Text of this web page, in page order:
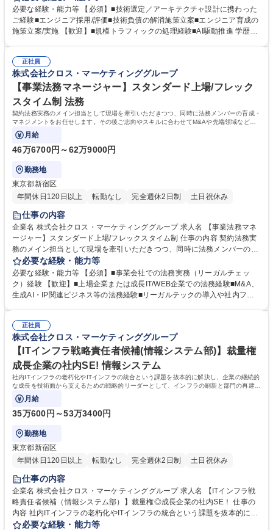
ロダクト全体の技術管理とプロダクト負債管理も担っていただきます。
【詳細】 ■グループ全体のデジタル変革（DX）推進 ■新規事業・新サービ
ス開発 ■既存システム・サービスの課題解決と刷新 ■技術組織の成長とメ
必要な経験・能力等 【必須】■技術選定／アーキテクチャ設計に携わった
ご経験■エンジニア採用/評価■技術負債の解消施策立案■エンジニア育成の
施策立案/実施 【歓迎】■規模トラフィックの処理経験■AI駆動推進 学歴・
正社員
株式会社クロス・マーケティンググループ
【事業法務マネージャー】スタンダード上場/フレック
スタイム制 法務
契約法務実務のメイン担当として現場を牽引いただきつつ、同時に法務メンバーの育成・
マネジメントをお任せします。その後ご志向やスキルに合わせてM&Aや先端領域など幅
広い領域へ業務範囲を広げられる環境です。
月給
46万6700円～62万9000円
勤務地
東京都新宿区
年間休日120日以上
転勤なし 完全週休2日制 土日祝休み
仕事の内容
企業名 株式会社クロス・マーケティンググループ 求人名 【事業法務マネ
ージャー】スタンダード上場/フレックスタイム制 仕事の内容 契約法務実
務のメイン担当として現場を牽引いただきつつ、同時に法務メンバーの育
成・マネジメントをお任せします。その後ご志向やスキルに合わせてM&A
や先端領域など幅広い領域へ業務範囲を広げられる環境です。 【業務詳
細】 ・日常的な審査対応から締結プロセス管理まで対応する契約審査実
務・フロー改善 ・関係部署、グループ会社からの法務相談対応、研修の企
職種 【事業法務マネージャー】スタンダード上場/フレックスタイム制
必要な経験・能力等
必要な経験・能力等 【必須】■事業会社での法務実務（リーガルチェッ
ク）経験 【歓迎】■上場企業または成長IT/WEB企業での法務経験■M&A、
生成AI・IP関連ビジネス等の法務経験■リーガルテックの導入や社内フロ
クを活用した法務業務のDX推進、新たな社内業務フローの構築・データ
ビジネスや生成AI活用等、先端領域の事業スキームに合わせた法令リスク
調査、知財戦略の立案・アニメ等のIP系サービスなど、多様なビジネス領
域における法務 学歴・資格 学歴：大学院 大学 語学力： 資格：
正社員
株式会社クロス・マーケティンググループ
【ITインフラ戦略責任者候補(情報システム部)】裁量権
成長企業の社内SE! 情報システム
社内ITインフラの老朽化やITインフラの統合という課題を抜本的に解決し、企業の継続的
な成長を技術面から支えるための戦略的リーダーとして、インフラの刷新と部門の再建を
担っていただきます。
月給
35万600円～53万3400円
勤務地
東京都新宿区
年間休日120日以上
転勤なし 完全週休2日制 土日祝休み
仕事の内容
企業名 株式会社クロス・マーケティンググループ 求人名 【ITインフラ戦
略責任者候補（情報システム部）】裁量権◎成長企業の社内SE！ 仕事の
内容 社内ITインフラの老朽化やITインフラの統合という課題を抜本的に解
決し、企業の継続的な成長を技術面から支えるための戦略的リーダーとし
必要な経験・能力等